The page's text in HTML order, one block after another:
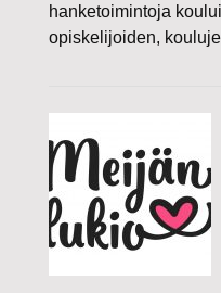
hanketoimintoja
opiskelijoiden,